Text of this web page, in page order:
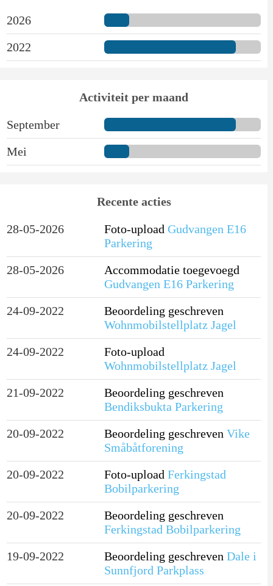
2026
2022
Activiteit per maand
September
Mei
Recente acties
28-05-2026 Foto-upload Gudvangen E16
Parkering
28-05-2026
Accommodatie toegevoegd
Gudvangen E16 Parkering
24-09-2022
Beoordeling geschreven
Wohnmobilstellplatz Jagel
24-09-2022
Foto-upload
Wohnmobilstellplatz Jagel
21-09-2022
Beoordeling geschreven
Bendiksbukta Parkering
20-09-2022
Beoordeling geschreven Vike
Småbåtforening
20-09-2022
Foto-upload Ferkingstad
Bobilparkering
20-09-2022
Beoordeling geschreven
Ferkingstad Bobilparkering
19-09-2022
Beoordeling geschreven Dale i
Sunnfjord Parkplass